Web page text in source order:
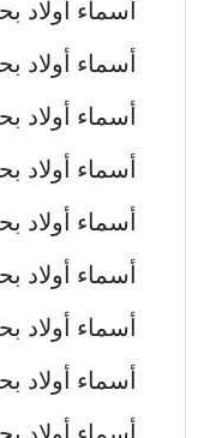
أسماء أولاد
أسماء أولاد
أسماء
أسماء أولاد
أسماء أولاد
أسماء أولاد
أسماء أولاد
أسماء أولاد